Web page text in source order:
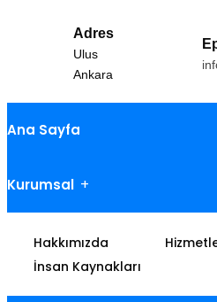
Adres
Ulus
Ankara
Ana Sayfa
Kurumsal
Hakkımızda
İnsan Kaynakları